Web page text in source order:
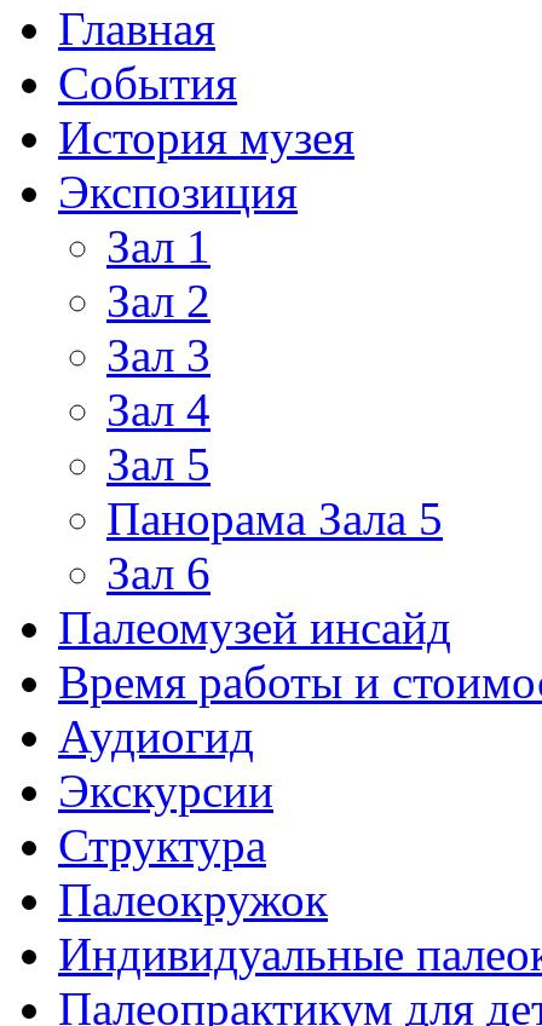
Главная
События
История музея
Экспозиция
Зал 1
Зал 2
Зал 3
Зал 4
Зал 5
Панорама Зала 5
Зал 6
Палеомузей инсайд
Время работы и
Аудиогид
Экскурсии
Структура
Палеокружок
Индивидуальные
Палеопрактикум для